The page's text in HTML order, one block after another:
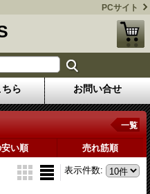
PCサイト
ら お問い合せ
一覧
い順 売れ筋順
表示件数: